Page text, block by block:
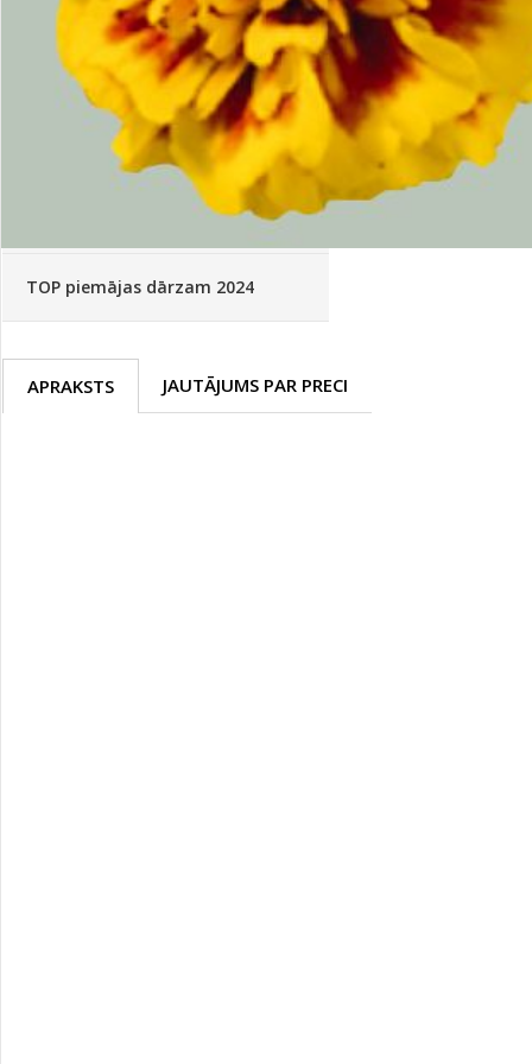
Palīglīdzekļi augu audzēšanai(72)
Klientu Diena
Novatec - izcils mēslošanai arī
sezonas otrajā pusē!
Piedāvājums ābeļdārziem
TOP piemājas dārzam 2024
APRAKSTS JAUTĀJUMS PAR PRECI